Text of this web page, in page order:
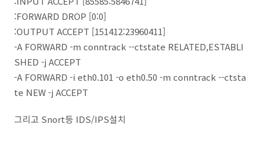
:FORWARD DROP [0:0]
:OUTPUT ACCEPT [151412:23960411]
-A FORWARD -m conntrack --ctstate RELATED,ESTABLI
SHED -j ACCEPT
-A FORWARD -i eth0.101 -o eth0.50 -m conntrack --ctsta
te NEW -j ACCEPT
그리고 Snort등 IDS/IPS설치